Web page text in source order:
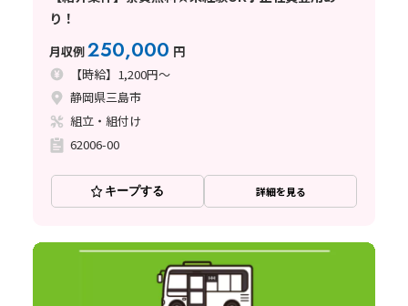
り！
月収例250,000 円
【時給】1,200円～
静岡県三島市
組立・組付け
62006-00
キープする 詳細を見る